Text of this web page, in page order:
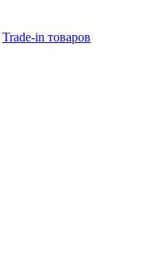
Trade-in товаров